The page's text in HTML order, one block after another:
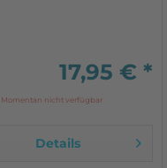
17,95 € *
Momentan nicht verfügbar
Details